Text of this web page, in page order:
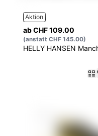
Aktion
ab CHF 109.00
(anstatt CHF 145.00)
HELLY HANSEN